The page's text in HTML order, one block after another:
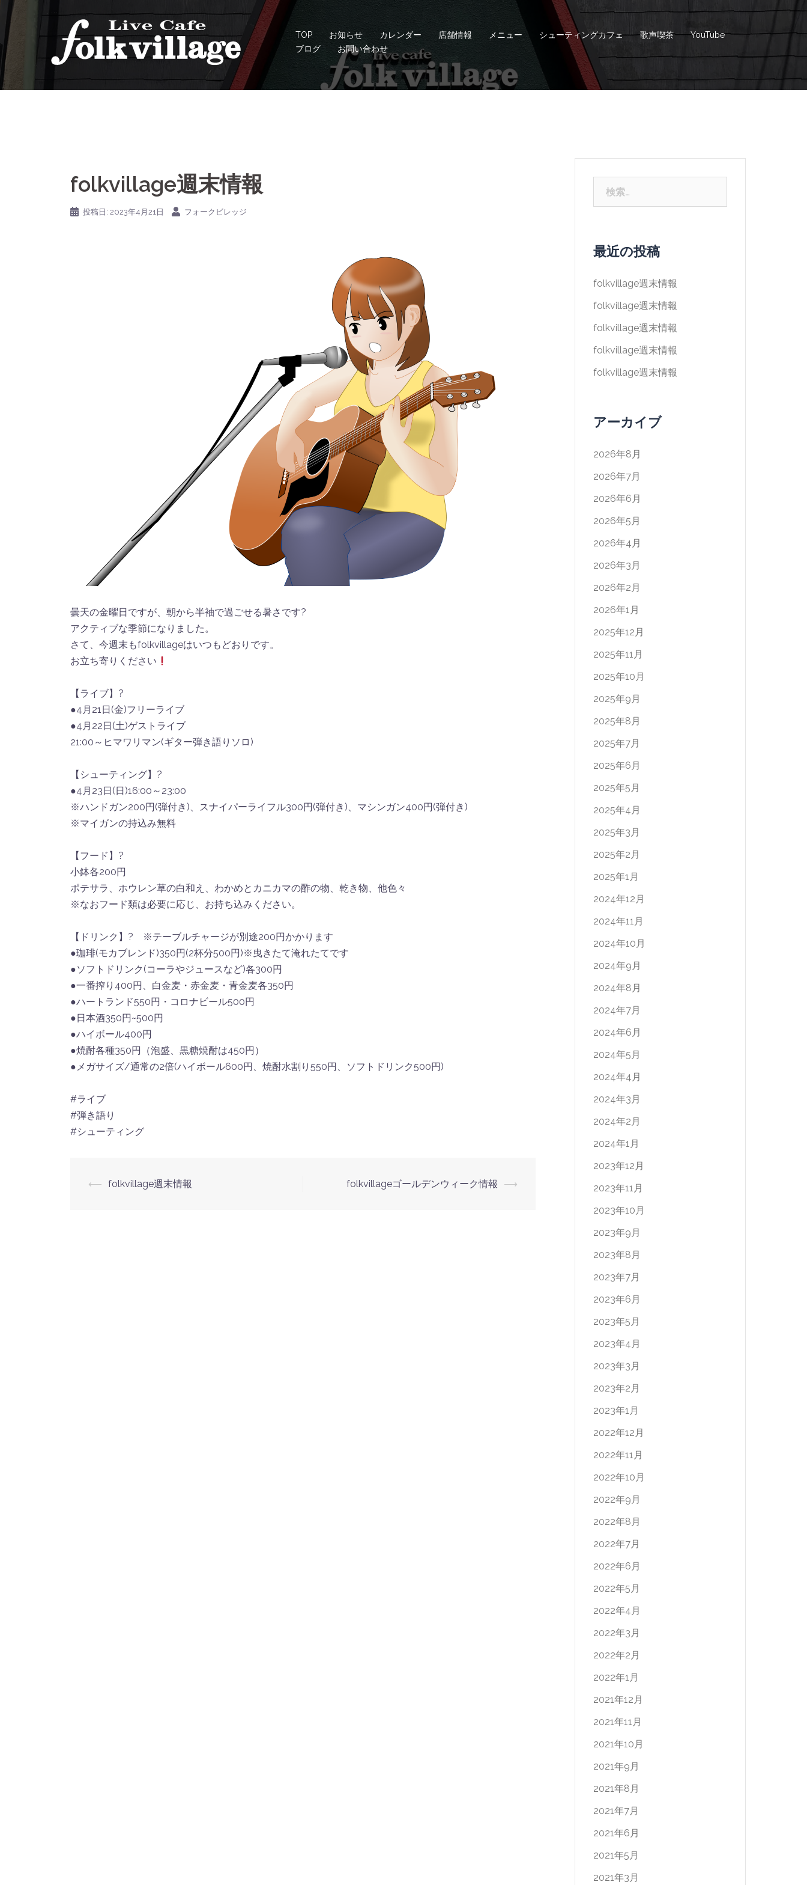
テ
ン
ツ
へ
TOP お知らせ カレンダー 店舗情報 メニュー シューティングカフェ 歌声喫茶
YouTube
ブログ
お問い合わせ
folkvillage週末情報
投稿日: 2023年4月21日 フォークビレッジ
曇天の金曜日ですが、朝から半袖で過ごせる暑さです?
アクティブな季節になりました。
さて、今週末もfolkvillageはいつもどおりです。
お立ち寄りください
【ライブ】?
●4月21日(金)フリーライブ
●4月22日(土)ゲストライブ
21:00～ヒマワリマン(ギター弾き語りソロ)
【シューティング】?
●4月23日(日)16:00～23:00
※ハンドガン200円(弾付き)、スナイパーライフル300円(弾付き)、マシンガン400円(弾付き)
※マイガンの持込み無料
【フード】?
小鉢各200円
ポテサラ、ホウレン草の白和え、わかめとカニカマの酢の物、乾き物、他色々
※なおフード類は必要に応じ、お持ち込みください。
【ドリンク】? ※テーブルチャージが別途200円かかります
●珈琲(モカブレンド)350円(2杯分500円)※曳きたて淹れたてです
●ソフトドリンク(コーラやジュースなど)各300円
●一番搾り400円、白金麦・赤金麦・青金麦各350円
●ハートランド550円・コロナビール500円
●日本酒350円~500円
●ハイボール400円
●焼酎各種350円（泡盛、黒糖焼酎は450円）
●メガサイズ/通常の2倍(ハイボール600円、焼酎水割り550円、ソフトドリンク500円)
#ライブ
#弾き語り
#シューティング
投
⟵ folkvillage週末情報 folkvillageゴールデンウィーク情報 ⟶
最近の投稿
folkvillage週末情報
folkvillage週末情報
folkvillage週末情報
folkvillage週末情報
folkvillage週末情報
アーカイブ
2026年8月
2026年7月
2026年6月
2026年5月
2026年4月
2026年3月
2026年2月
2026年1月
2025年12月
2025年11月
2025年10月
2025年9月
2025年8月
2025年7月
2025年6月
2025年5月
2025年4月
2025年3月
2025年2月
2025年1月
2024年12月
2024年11月
2024年10月
2024年9月
2024年8月
2024年7月
2024年6月
2024年5月
2024年4月
2024年3月
2024年2月
2024年1月
2023年12月
2023年11月
2023年10月
2023年9月
2023年8月
2023年7月
2023年6月
2023年5月
2023年4月
2023年3月
2023年2月
2023年1月
2022年12月
2022年11月
2022年10月
2022年9月
2022年8月
2022年7月
2022年6月
2022年5月
2022年4月
2022年3月
2022年2月
2022年1月
2021年12月
2021年11月
2021年10月
2021年9月
2021年8月
2021年7月
2021年6月
2021年5月
2021年3月